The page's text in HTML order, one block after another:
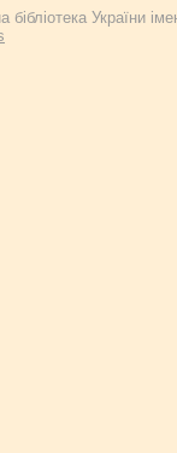
України